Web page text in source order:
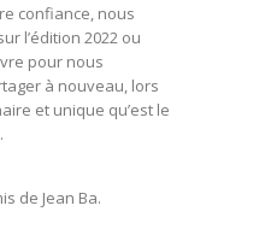
confiance, nous
l’édition 2022 ou
pour nous
à nouveau, lors
et unique qu’est le
de Jean Ba.